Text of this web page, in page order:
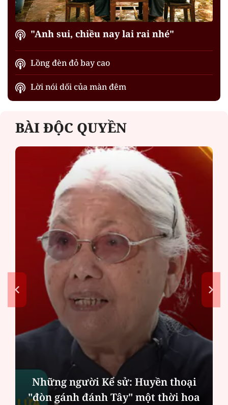
"Anh sui, chiều nay lai rai nhé"
Lồng đèn đỏ bay cao
Lời nói dối của màn đêm
BÀI ĐỘC QUYỀN
Những người Kể sử: Huyền thoại
"đòn gánh đánh Tây" một thời hoa